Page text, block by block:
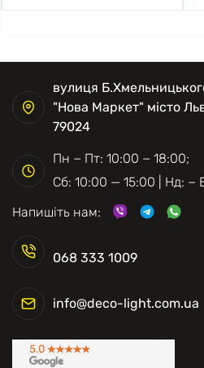
068 333 1009
info@deco-light.com.ua
вулиця
"Нова Маркет" місто
79024
Пн − Пт: 10:00 − 18:00;
Сб: 10:00 — 15:00 | Нд: −
Напишіть нам: